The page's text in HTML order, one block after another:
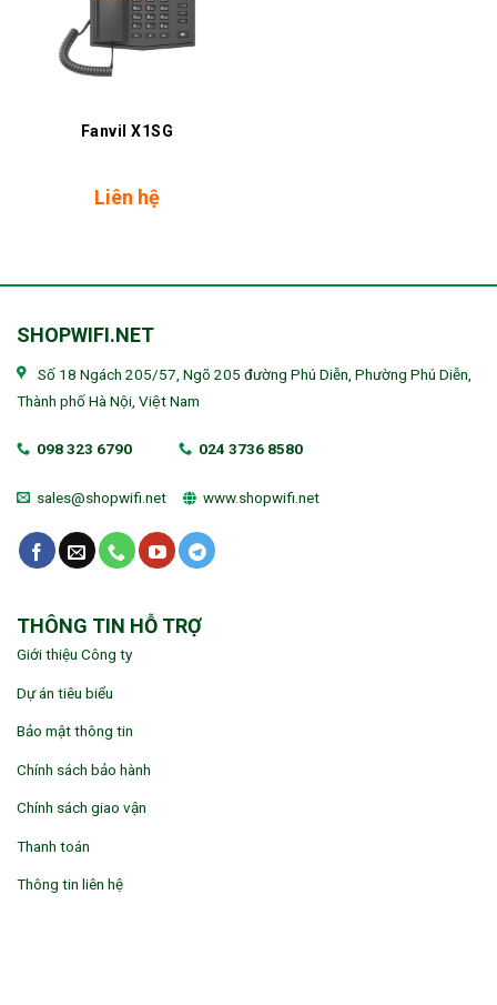
Fanvil X1SG
Liên hệ
SHOPWIFI.NET
Số 18 Ngách 205/57, Ngõ 205 đường Phú Diễn, Phường Phú Diễn,
Thành phố Hà Nội, Việt Nam
098 323 6790 024 3736 8580
sales@shopwifi.net www.shopwifi.net
THÔNG TIN HỖ TRỢ
Giới thiệu Công ty
Dự án tiêu biểu
Bảo mật thông tin
Chính sách bảo hành
Chính sách giao vận
Thanh toán
Thông tin liên hệ